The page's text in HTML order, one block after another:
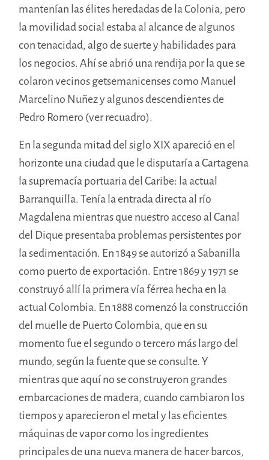
mantenían las élites heredadas de la Colonia, pero
la movilidad social estaba al alcance de algunos
con tenacidad, algo de suerte y habilidades para
los negocios. Ahí se abrió una rendija por la que se
colaron vecinos getsemanicenses como Manuel
Marcelino Nuñez y algunos descendientes de
Pedro Romero (ver recuadro).
En la segunda mitad del siglo XIX apareció en el
horizonte una ciudad que le disputaría a Cartagena
la supremacía portuaria del Caribe: la actual
Barranquilla. Tenía la entrada directa al río
Magdalena mientras que nuestro acceso al Canal
del Dique presentabaproblemas persistentes por
la sedimentación. En 1849 se autorizó a Sabanilla
como puerto de exportación. Entre 1869 y 1971 se
construyó allí la primera vía férrea hecha en la
actual Colombia. En 1888 comenzó la construcción
del muelle de Puerto Colombia, que en su
momento fue el segundo o tercero más largo del
mundo, según la fuente que se consulte. Y
mientras que aquí no se construyeron grandes
embarcaciones de madera, cuando cambiaron los
tiempos y aparecieron el metal y las eficientes
máquinas de vapor como los ingredientes
principales de una nueva manera de hacer barcos,